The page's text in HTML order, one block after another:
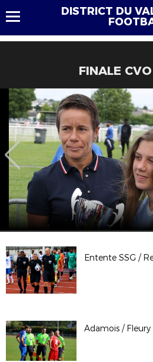
DISTRICT DU
FINALE
Entente SSG /
Adamois / Fleury